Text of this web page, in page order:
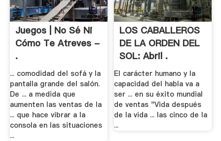
Juegos | No Sé Ni
Cómo Te Atreves -
.
... comodidad del sofá y la
pantalla grande del salón.
De ... a medida que
aumenten las ventas de la
... que hace vibrar a la
consola en las situaciones
...
LOS CABALLEROS
DE LA ORDEN DEL
SOL: Abril .
El carácter humano y la
capacidad del habla va a
ser ... en su éxito mundial
de ventas "Vida después
de la vida ... las cinco de la
...